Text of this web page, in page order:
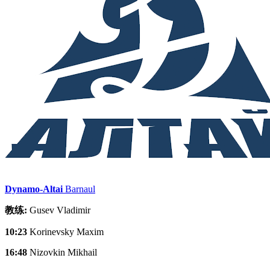
Dynamo-Altai Barnaul
教练: Gusev Vladimir
10:23 Korinevsky Maxim
16:48 Nizovkin Mikhail